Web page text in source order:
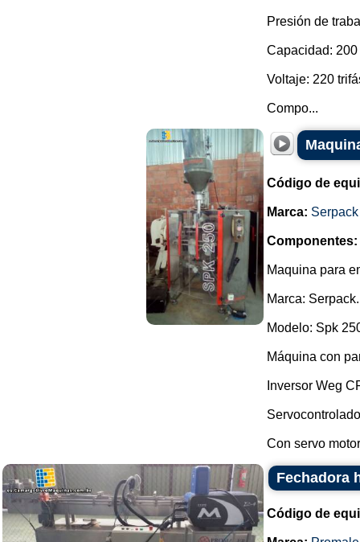
Presión de
Capacidad: 200
Voltaje: 220
Compo...
Código de
Marca: Serpack
Componentes:
Maquina para
Marca: Serpack.
Modelo: Spk
Máquina con
Inversor Weg
Con servo
Fechadora
Código de